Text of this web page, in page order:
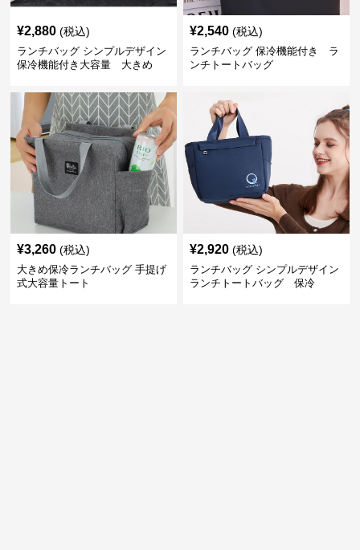
¥2,880 (税込)
ランチバッグ シンプルデザイン
保冷機能付き大容量 大きめ
¥2,540 (税込)
ランチバッグ 保冷機能付き ラ
ンチトートバッグ
¥3,260 (税込)
大きめ保冷ランチバッグ 手提げ
式大容量トート
¥2,920 (税込)
ランチバッグ シンプルデザイン
ランチトートバッグ 保冷